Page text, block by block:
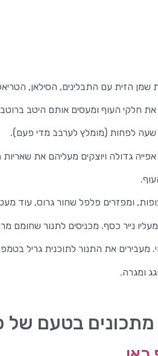
הזית עם התבלינים, הסילאן,
חלקי העוף ומעסים אותם היטב
שעה לפחות (מומלץ לערבב מדי פעם).
גדולה ויוצקים מעליהם את
ומפזרים פלפל שחור גרוס, עוד
כסף. מכניסים לתנור שחומם מראש ל-190 מעלות
לתוכנית גריל בטמפרטורה של 175 מעלות ואופים כ-
ומגרה.
מתכונים בטעם של